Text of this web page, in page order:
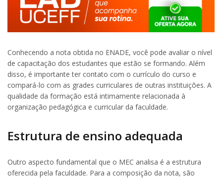
Conhecendo a nota obtida no ENADE, você pode avaliar o nível
de capacitação dos estudantes que estão se formando. Além
disso, é importante ter contato com o currículo do curso e
compará-lo com as grades curriculares de outras instituições. A
qualidade da formação está intimamente relacionada à
organização pedagógica e curricular da faculdade.
Estrutura de ensino adequada
Outro aspecto fundamental que o MEC analisa é a estrutura
oferecida pela faculdade. Para a composição da nota, são